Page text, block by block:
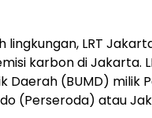
LRT
karbon di Jakarta.
Daerah (BUMD) milik
(Perseroda) atau